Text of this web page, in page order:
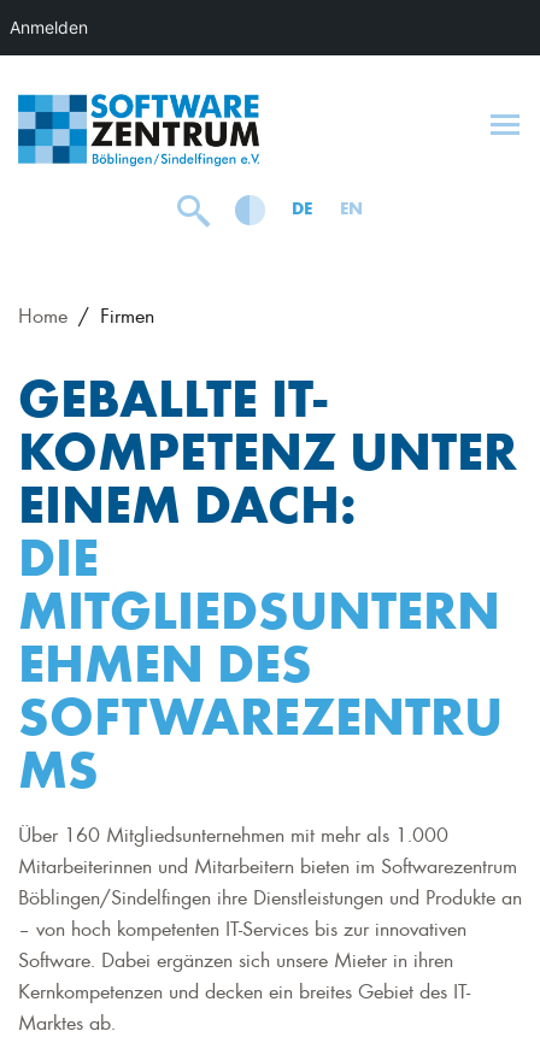
DE EN
Home Firmen
GEBALLTE IT-
KOMPETENZ UNTER
EINEM DACH:
DIE
MITGLIEDSUNTERN
EHMEN DES
SOFTWAREZENTRU
MS
Über 160 Mitgliedsunternehmen mit mehr als 1.000
Mitarbeiterinnen und Mitarbeitern bieten im Softwarezentrum
Böblingen/Sindelfingen ihre Dienstleistungen und Produkte an
– von hoch kompetenten IT-Services bis zur innovativen
Software. Dabei ergänzen sich unsere Mieter in ihren
Kernkompetenzen und decken ein breites Gebiet des IT-
Marktes ab.
Anmelden